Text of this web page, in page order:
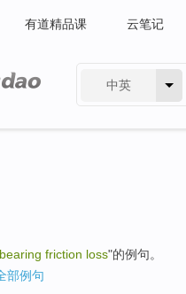
有道精品课 云笔记
中英
bearing friction loss"的例句。
部例句